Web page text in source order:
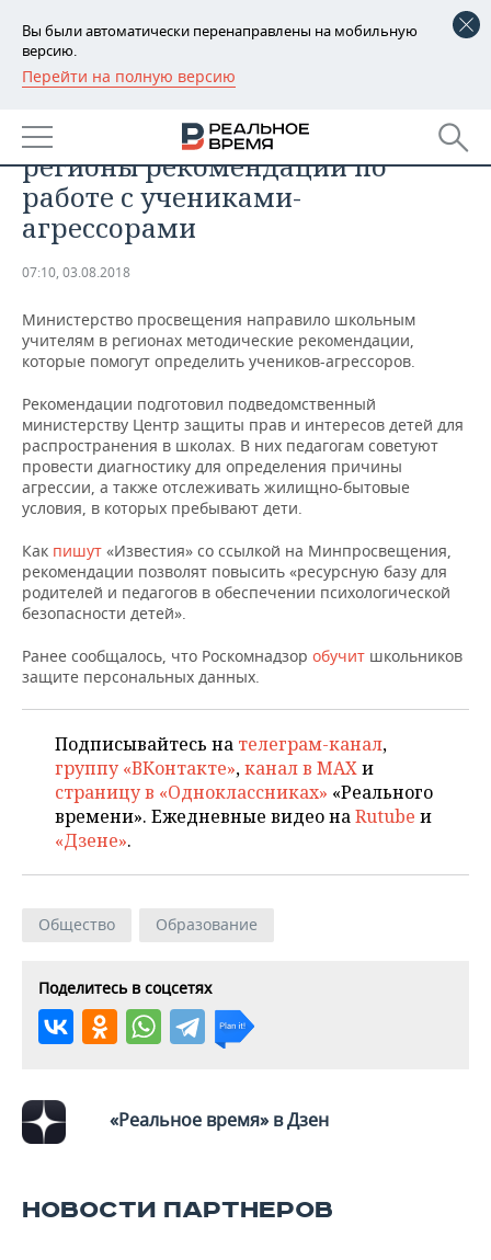
Вы были автоматически перенаправлены на мобильную
версию.
Перейти на полную версию
РЕГИОНЫ
БАШКОРТОСТАН
ТАТАРСТАН
УДМУРТИЯ
НОВОСТИ
АНАЛИТИКА
НОВОСТИ АНАЛИТИКИ
ДЕКЛАРАЦИИ О ДОХОДАХ
КОРОЛИ ГОСЗАКАЗА ПФО
КОМУ ПРИНАДЛЕЖАТ
ТОРГОВЫЕ ЦЕНТРЫ
ТАТАРСТАНА
ЭКОНОМИКА
НОВОСТИ ЭКОНОМИКИ
ФИНАНСЫ
БЮДЖЕТ
ИНВЕСТИЦИИ
ПРОМЫШЛЕННОСТЬ
НОВОСТИ
ПРОМЫШЛЕННОСТИ
АГРОПРОМ
МАШИНОСТРОЕНИЕ
НЕФТЕХИМИЯ
НЕФТЬ
ОПК
ЭНЕРГЕТИКА
НЕДВИЖИМОСТЬ
НОВОСТИ АВТО
БИЗНЕС
НОВОСТИ БИЗНЕСА
ТРАНСПОРТ
ТЕХНОЛОГИИ
IT
ТЕЛЕКОММУНИКАЦИИ
НОВОСТИ МЕРОПРИЯТИЙ
БИЗНЕС-БРАНЧИ
ONLINE-КОНФЕРЕНЦИИ
ОТКРЫТАЯ ЛЕКЦИЯ
СПОРТ
ФУТБОЛ
ХОККЕЙ
БАСКЕТБОЛ
ВОЛЕЙБОЛ
ФИГУРНОЕ КАТАНИЕ
ВОДНЫЕ ВИДЫ СПОРТА
ХОККЕЙ С МЯЧОМ
НОВОСТИ ОБЩЕСТВА
ВЛАСТЬ
ИНФРАСТРУКТУРА
ИСТОРИЯ
МЕДИЦИНА
ОБРАЗОВАНИЕ
ПРОИСШЕСТВИЯ
ФОТОГАЛЕРЕЯ
СЮЖЕТЫ
СПРАВОЧНИК
СПИСОК ПЕРСОН
ПОЛНАЯ ВЕРСИЯ
Минпросвещения направило в
регионы рекомендации по
работе с учениками-
агрессорами
07:10, 03.08.2018
Министерство просвещения направило школьным
учителям в регионах методические рекомендации,
которые помогут определить учеников-агрессоров.
Рекомендации подготовил подведомственный
министерству Центр защиты прав и интересов детей для
распространения в школах. В них педагогам советуют
провести диагностику для определения причины
агрессии, а также отслеживать жилищно-бытовые
условия, в которых пребывают дети.
Как пишут «Известия» со ссылкой на Минпросвещения,
рекомендации позволят повысить «ресурсную базу для
родителей и педагогов в обеспечении психологической
безопасности детей».
Ранее сообщалось, что Роскомнадзор обучит школьников
защите персональных данных.
Подписывайтесь на телеграм-канал,
группу «ВКонтакте»,канал в MAXи
страницу в «Одноклассниках» «Реального
времени». Ежедневные видео наRutube и
«Дзене».
Общество Образование
Поделитесь в соцсетях
«Реальное время» в Дзен
НОВОСТИ ПАРТНЕРОВ